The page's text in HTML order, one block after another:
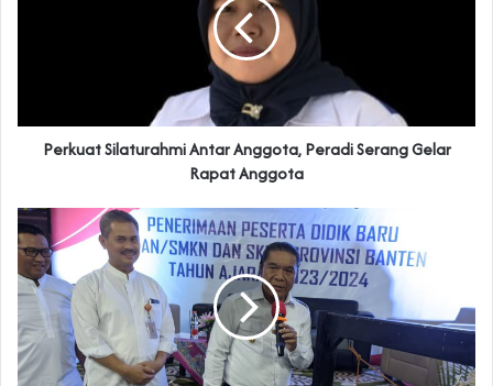
Perkuat Silaturahmi Antar Anggota, Peradi Serang Gelar
Rapat Anggota